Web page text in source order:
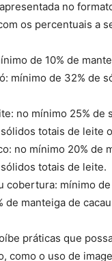
no
os percentuais a
de 10% de
mínimo de 32% de
no mínimo 25% de
totais de leite
no mínimo 20% de
totais de leite.
cobertura: mínimo
de manteiga de
práticas que
como o uso de